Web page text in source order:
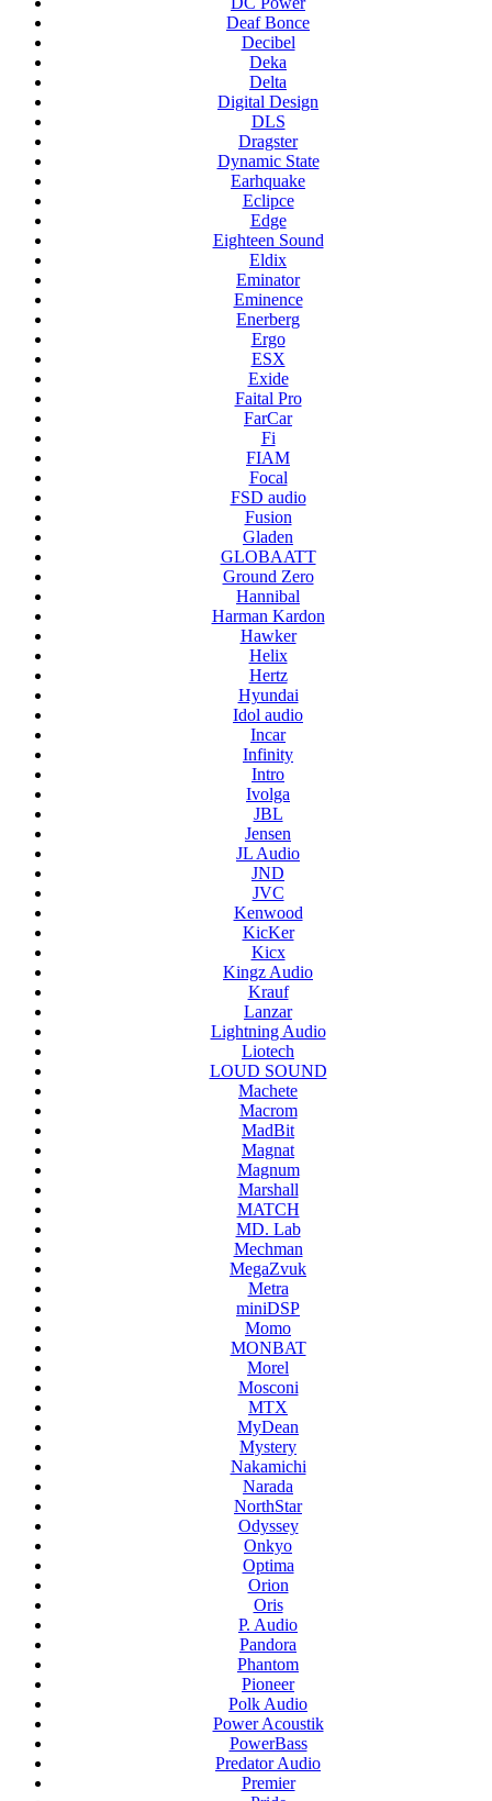
Deaf Bonce
Decibel
Deka
Delta
Digital Design
DLS
Dragster
Dynamic State
Earhquake
Eclipce
Edge
Eighteen Sound
Eldix
Eminator
Eminence
Enerberg
Ergo
ESX
Exide
Faital Pro
FarCar
Fi
FIAM
Focal
FSD audio
Fusion
Gladen
GLOBAATT
Ground Zero
Hannibal
Harman Kardon
Hawker
Helix
Hertz
Hyundai
Idol audio
Incar
Infinity
Intro
Ivolga
JBL
Jensen
JL Audio
JND
JVC
Kenwood
KicKer
Kicx
Kingz Audio
Krauf
Lanzar
Lightning Audio
Liotech
LOUD SOUND
Machete
Macrom
MadBit
Magnat
Magnum
Marshall
MATCH
MD. Lab
Mechman
MegaZvuk
Metra
miniDSP
Momo
MONBAT
Morel
Mosconi
MTX
MyDean
Mystery
Nakamichi
Narada
NorthStar
Odyssey
Onkyo
Optima
Orion
Oris
P. Audio
Pandora
Phantom
Pioneer
Polk Audio
Power Acoustik
PowerBass
Predator Audio
Premier